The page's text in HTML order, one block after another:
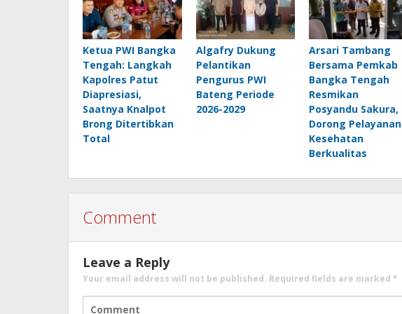
Ketua PWI Bangka
Tengah: Langkah
Kapolres Patut
Diapresiasi,
Saatnya Knalpot
Brong Ditertibkan
Total
Algafry Dukung
Pelantikan
Pengurus PWI
Bateng Periode
2026-2029
Arsari Tambang
Bersama Pemkab
Bangka Tengah
Resmikan
Posyandu Sakura,
Dorong Pelayanan
Kesehatan
Berkualitas
Comment
Leave a Reply
Your email address will not be published. Required fields are marked *